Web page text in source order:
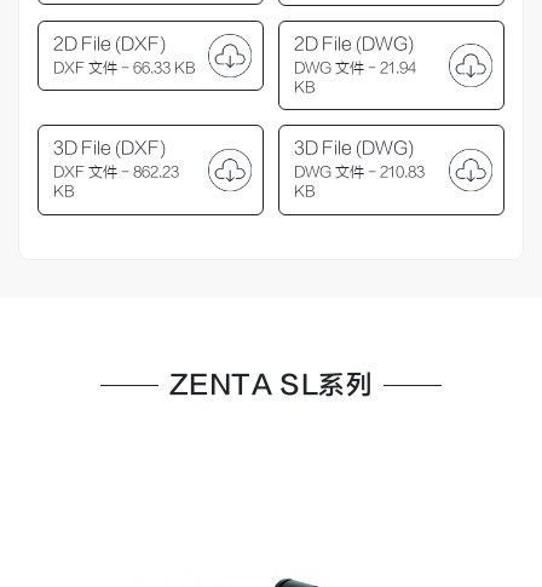
2D File (DXF)
DXF 文件 - 66.33 KB
2D File (DWG)
DWG 文件 - 21.94
KB
3D File (DXF)
DXF 文件 - 862.23
KB
3D File (DWG)
DWG 文件 - 210.83
KB
ZENTA SL系列